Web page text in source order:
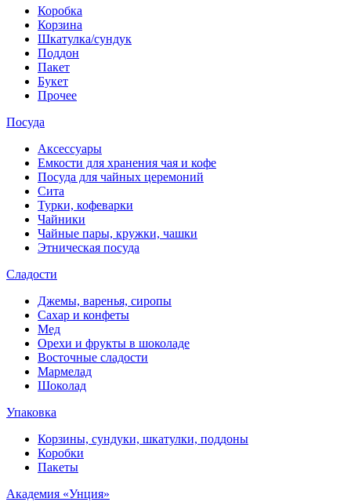
Коробка
Корзина
Шкатулка/сундук
Поддон
Пакет
Букет
Прочее
Посуда
Аксессуары
Емкости для хранения чая и кофе
Посуда для чайных церемоний
Сита
Турки, кофеварки
Чайники
Чайные пары, кружки, чашки
Этническая посуда
Сладости
Джемы, варенья, сиропы
Сахар и конфеты
Мед
Орехи и фрукты в шоколаде
Восточные сладости
Мармелад
Шоколад
Упаковка
Корзины, сундуки, шкатулки, поддоны
Коробки
Пакеты
Академия «Унция»